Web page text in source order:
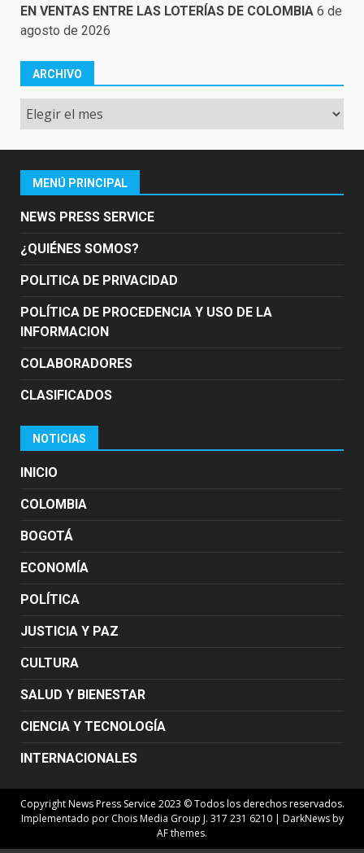
EN VENTAS ENTRE LAS LOTERÍAS DE COLOMBIA 6 de
agosto de 2026
ARCHIVO
Archivo
MENÚ PRINCIPAL
NEWS PRESS SERVICE
¿QUIÉNES SOMOS?
POLITICA DE PRIVACIDAD
POLÍTICA DE PROCEDENCIA Y USO DE LA
INFORMACION
COLABORADORES
CLASIFICADOS
NOTICIAS
INICIO
COLOMBIA
BOGOTÁ
ECONOMÍA
POLÍTICA
JUSTICIA Y PAZ
CULTURA
SALUD Y BIENESTAR
CIENCIA Y TECNOLOGÍA
INTERNACIONALES
Copyright News Press Service 2023 © Todos los derechos reservados.
Implementado por Chois Media Group J. 317 231 6210 | DarkNewsby
AF themes.